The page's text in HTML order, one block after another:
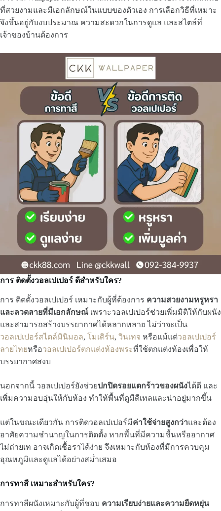
ที่สวยงามและมีเอกลักษณ์ในแบบของตัวเอง การเลือกวิธีที่เหมาะ
จึงขึ้นอยู่กับงบประมาณ ความสะดวกในการดูแล และสไตล์ที่
เจ้าของบ้านต้องการ
การ ติดตั้งวอลเปเปอร์ ดีสำหรับใคร?
การ ติดตั้งวอลเปเปอร์ เหมาะกับผู้ที่ต้องการ ความสวยงามหรูหรา
และลวดลายที่มีเอกลักษณ์ เพราะวอลเปเปอร์ช่วยเพิ่มมิติให้กับผนัง
และสามารถสร้างบรรยากาศได้หลากหลาย ไม่ว่าจะเป็น
วอลเปเปอร์สไตล์มินิมอล, โมเดิร์น, วินเทจ หรือแม้แต่วอลเปเปอร์
ลายไทยหรือวอลเปเปอร์ตกแต่งห้องพระที่ใช้ตกแต่งห้องเพื่อให้
บรรยากาศสงบ
นอกจากนี้ วอลเปเปอร์ยังช่วยปกปิดรอยแตกร้าวของผนังได้ดี และ
เพิ่มความอบอุ่นให้กับห้อง ทำให้พื้นที่ดูมีดีเทลและน่าอยู่มากขึ้น
แต่ในขณะเดียวกัน การติดวอลเปเปอร์มีค่าใช้จ่ายสูงกว่าและต้อง
อาศัยความชำนาญในการติดตั้ง หากพื้นที่มีความชื้นหรืออากาศ
ไม่ถ่ายเท อาจเกิดเชื้อราได้ง่าย จึงเหมาะกับห้องที่มีการควบคุม
อุณหภูมิและดูแลได้อย่างสม่ำเสมอ
การทาสี เหมาะสำหรับใคร?
การทาสีผนังเหมาะกับผู้ที่ชอบ ความเรียบง่ายและความยืดหยุ่น